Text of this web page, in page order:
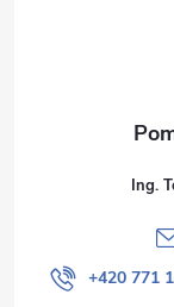
Ing.
+420 771